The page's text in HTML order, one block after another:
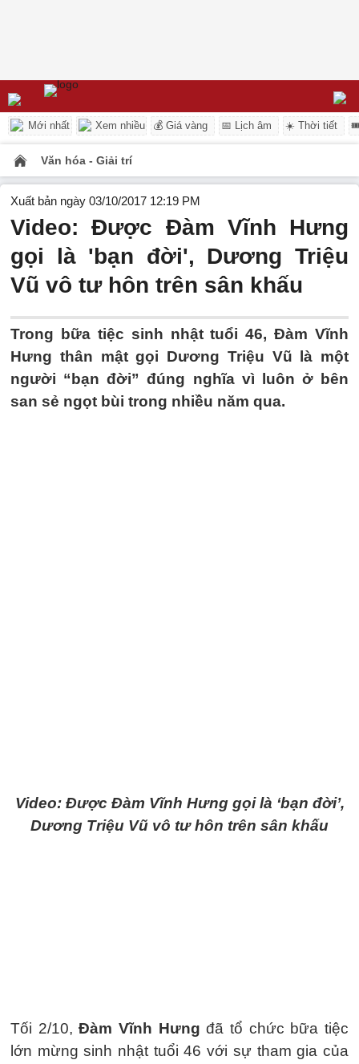
Mới nhất Xem nhiều 💰 Giá vàng 📅 Lịch âm ☀️ Thời tiết
Văn hóa - Giải trí
Xuất bản ngày 03/10/2017 12:19 PM
Video: Được Đàm Vĩnh Hưng
gọi là 'bạn đời', Dương Triệu
Vũ vô tư hôn trên sân khấu
Trong bữa tiệc sinh nhật tuổi 46, Đàm Vĩnh
Hưng thân mật gọi Dương Triệu Vũ là một
người “bạn đời” đúng nghĩa vì luôn ở bên
san sẻ ngọt bùi trong nhiều năm qua.
Video: Được Đàm Vĩnh Hưng gọi là ‘bạn đời’,
Dương Triệu Vũ vô tư hôn trên sân khấu
Tối 2/10, Đàm Vĩnh Hưng đã tổ chức bữa tiệc
lớn mừng sinh nhật tuổi 46 với sự tham gia của